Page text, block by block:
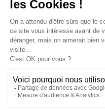
Nos engagements
Informations
Marchand approuvé par la
vérifier.
Mentions légales
Conditions générales de vente
© Copyright Labophyto